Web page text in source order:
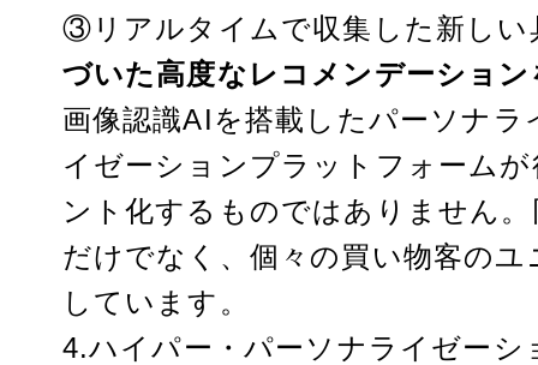
③リアルタイムで収集した新しい
づいた高度なレコメンデーション
画像認識AIを搭載したパーソナ
イゼーションプラットフォーム
ント化するものではありません
だけでなく、個々の買い物客の
しています。
4.ハイパー・パーソナライゼー